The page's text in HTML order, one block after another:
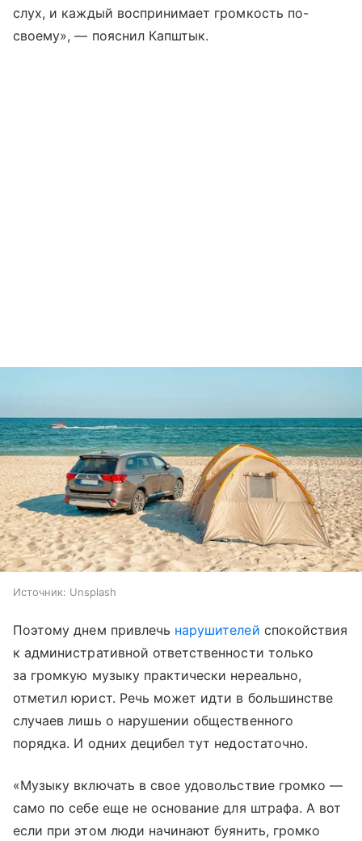
слух, и каждый воспринимает громкость по-
своему», — пояснил Капштык.
Источник: Unsplash
Поэтому днем привлечь нарушителей спокойствия
к административной ответственности только
за громкую музыку практически нереально,
отметил юрист. Речь может идти в большинстве
случаев лишь о нарушении общественного
порядка. И одних децибел тут недостаточно.
«Музыку включать в свое удовольствие громко —
само по себе еще не основание для штрафа. А вот
если при этом люди начинают буянить, громко